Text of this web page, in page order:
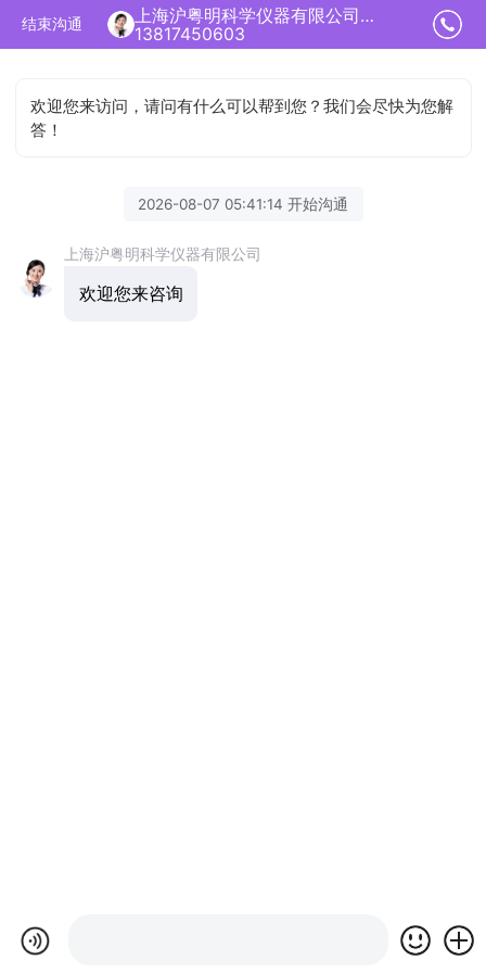
结束沟通
上海沪粤明科学仪器有限公司正在为您服务
13817450603
欢迎您来访问，请问有什么可以帮到您？我们会尽快为您解
答！
2026-08-07 05:41:14 开始沟通
上海沪粤明科学仪器有限公司
欢迎您来咨询